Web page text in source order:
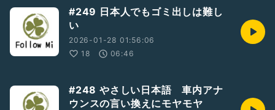
#249 日本人でもゴミ出しは難し
い
2026-01-28 01:56:06
18
06:46
#248 やさしい日本語 車内アナ
ウンスの言い換えにモヤモヤ